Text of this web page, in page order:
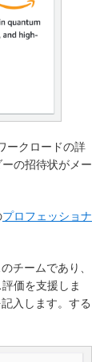
ークロードの詳
の招待状がメー
プロフェッショナ
チームであり、
価を支援しま
入します。する